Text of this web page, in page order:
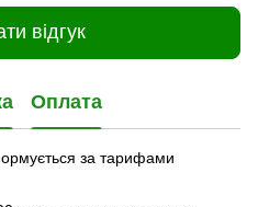
відгук
Оплата
за тарифами